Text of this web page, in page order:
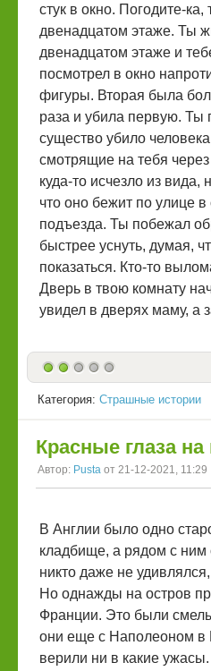
стук в окно. Погодите-
двенадцатом этаже. Ты
двенадцатом этаже и
посмотрел в окно
фигуры. Вторая была
раза и убила первую. Ты
существо убило
смотрящие на тебя
куда-то исчезло из вида,
что оно бежит по улице в
подъезда. Ты побежал
быстрее уснуть, думая,
показаться. Кто-то
Дверь в твою комнату
увидел в дверях маму, а
Категория: Страшные истории
Красные глаза
Автор: Pusta от 21-12-2021, 11:29
В Англии было одно
кладбище, а рядом с ним
никто даже не
Но однажды на остров
Франции. Это были
они еще с Наполеоном в
верили ни в какие